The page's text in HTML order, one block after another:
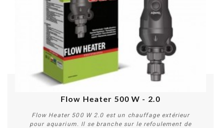
Flow Heater 500 W - 2.0
Flow Heater 500 W 2.0 est un chauffage extérieur
pour aquarium. Il se branche sur le refoulement de